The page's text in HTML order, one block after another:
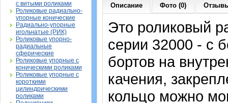
с витыми роликами
Роликовые радиально-
упорные конические
Радиально-упорные
игольчатые (РИК)
Роликовые упорно-
радиальные
сферические
Роликовые упорные с
коническими роликами
Роликовые упорные с
короткими
цилиндрическими
роликами
Описание Фото (0)
Это роликовый
серии 32000 - с
бортов на
качения,
кольцо можно